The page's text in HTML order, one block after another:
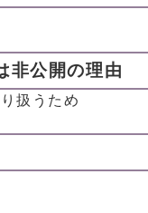
非公開の理由
扱うため